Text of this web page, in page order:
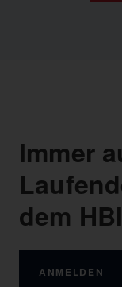
Immer
dem
ANMELDEN